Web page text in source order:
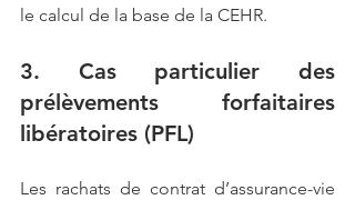
le calcul de la base de la CEHR.
3. Cas particulier des
prélèvements forfaitaires
libératoires (PFL)
Les rachats de contrat d’assurance-vie